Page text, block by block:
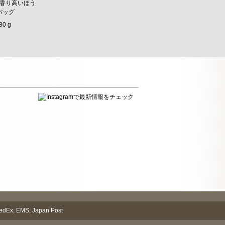
り高いほう
ッグ
g